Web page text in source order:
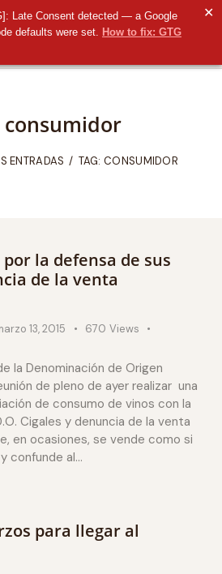
Late Consent detected — a Google
defaults were set. How to fix: GTG
✕
consumidor
ENTRADAS TAG: CONSUMIDOR
la defensa de sus
de la venta
13, 2015 670 Views
la Denominación de Origen
de pleno de ayer realizar una
de consumo de vinos con la
Cigales y denuncia de la venta
en ocasiones, se vende como si
confunde al…
para llegar al